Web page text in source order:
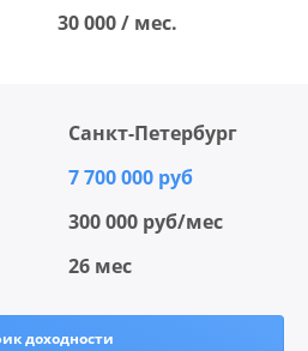
30 000 / мес.
Санкт-Петербург
7 700 000 руб
300 000 руб/мес
26 мес
доходности